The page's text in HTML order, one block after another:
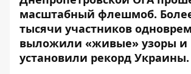
масштабный флешмоб.
тысячи участников
выложили «живые» узоры и
установили рекорд Украины.